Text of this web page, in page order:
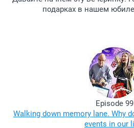
подарках в нашем
Episode 99
Walking down memory lane. Why
events in our